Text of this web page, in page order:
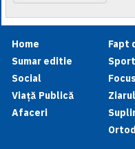
Home
Sumar editie
Social
Viață Publică
Afaceri
Fapt
Sport
Focus